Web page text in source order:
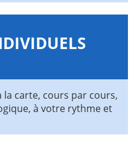
la carte, cours par cours,
à votre rythme et